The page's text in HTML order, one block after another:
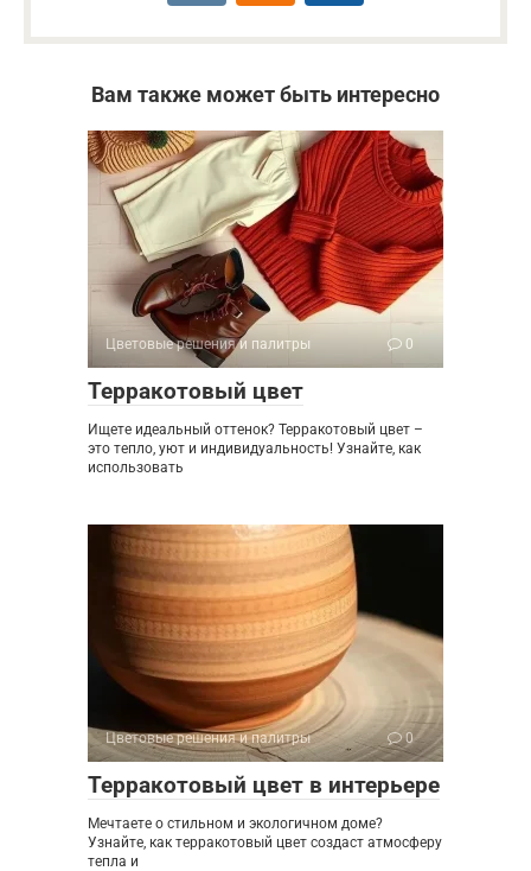
Вам также может быть интересно
Цветовые решения и палитры 0
Терракотовый цвет
Ищете идеальный оттенок? Терракотовый цвет –
это тепло, уют и индивидуальность! Узнайте, как
использовать
Цветовые решения и палитры 0
Терракотовый цвет в интерьере
Мечтаете о стильном и экологичном доме?
Узнайте, как терракотовый цвет создаст атмосферу
тепла и